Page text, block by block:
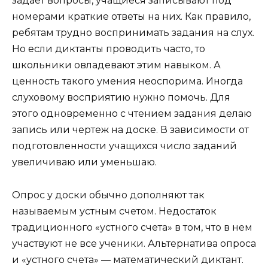
номерами краткие ответы на них. Как правило,
ребятам трудно воспринимать задания на слух.
Но если диктанты проводить часто, то
школьники овладевают этим навыком. А
ценность такого умения неоспорима. Иногда
слуховому восприятию нужно помочь. Для
этого одновременно с чтением задания делаю
запись или чертеж на доске. В зависимости от
подготовленности учащихся число заданий
увеличиваю или уменьшаю.
Опрос у доски обычно дополняют так
называемым устным счетом. Недостаток
традиционного «устного счета» в том, что в нем
участвуют не все ученики. Альтернатива опроса
и «устного счета» — математический диктант.